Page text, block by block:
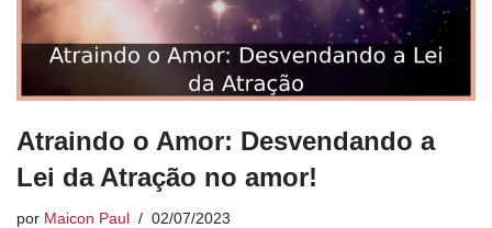
Atraindo o Amor: Desvendando a
Lei da Atração no amor!
por Maicon Paul 02/07/2023